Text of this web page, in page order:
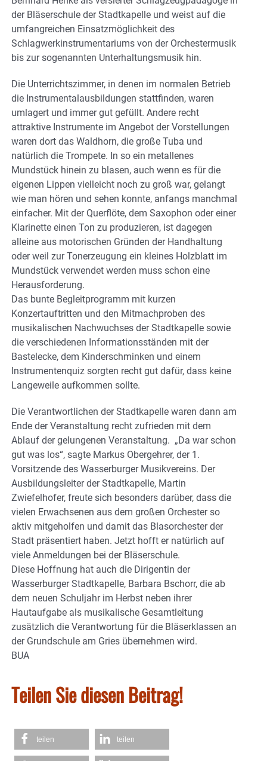
der Bläserschule der Stadtkapelle und weist auf die
umfangreichen Einsatzmöglichkeit des
Schlagwerkinstrumentariums von der Orchestermusik
bis zur sogenannten Unterhaltungsmusik hin.
Die Unterrichtszimmer, in denen im normalen Betrieb
die Instrumentalausbildungen stattfinden, waren
umlagert und immer gut gefüllt. Andere recht
attraktive Instrumente im Angebot der Vorstellungen
waren dort das Waldhorn, die große Tuba und
natürlich die Trompete. In so ein metallenes
Mundstück hinein zu blasen, auch wenn es für die
eigenen Lippen vielleicht noch zu groß war, gelangt
wie man hören und sehen konnte, anfangs manchmal
einfacher. Mit der Querflöte, dem Saxophon oder einer
Klarinette einen Ton zu produzieren, ist dagegen
alleine aus motorischen Gründen der Handhaltung
oder weil zur Tonerzeugung ein kleines Holzblatt im
Mundstück verwendet werden muss schon eine
Herausforderung.
Das bunte Begleitprogramm mit kurzen
Konzertauftritten und den Mitmachproben des
musikalischen Nachwuchses der Stadtkapelle sowie
die verschiedenen Informationsständen mit der
Bastelecke, dem Kinderschminken und einem
Instrumentenquiz sorgten recht gut dafür, dass keine
Langeweile aufkommen sollte.
Die Verantwortlichen der Stadtkapelle waren dann am
Ende der Veranstaltung recht zufrieden mit dem
Ablauf der gelungenen Veranstaltung. „Da war schon
gut was los“, sagte Markus Obergehrer, der 1.
Vorsitzende des Wasserburger Musikvereins. Der
Ausbildungsleiter der Stadtkapelle, Martin
Zwiefelhofer, freute sich besonders darüber, dass die
vielen Erwachsenen aus dem großen Orchester so
aktiv mitgeholfen und damit das Blasorchester der
Stadt präsentiert haben. Jetzt hofft er natürlich auf
viele Anmeldungen bei der Bläserschule.
Diese Hoffnung hat auch die Dirigentin der
Wasserburger Stadtkapelle, Barbara Bschorr, die ab
dem neuen Schuljahr im Herbst neben ihrer
Hautaufgabe als musikalische Gesamtleitung
zusätzlich die Verantwortung für die Bläserklassen an
der Grundschule am Gries übernehmen wird.
BUA
Teilen Sie diesen Beitrag!
teilen teilen